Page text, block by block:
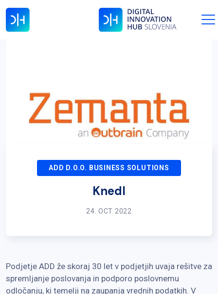
ADD D.O.O. BUSINESS SOLUTIONS
Knedl
24. OCT 2022
Podjetje ADD že skoraj 30 let v podjetjih uvaja rešitve za
spremljanje poslovanja in podporo poslovnemu
odločanju, ki temelji na zaupanja vrednih podatkih. V